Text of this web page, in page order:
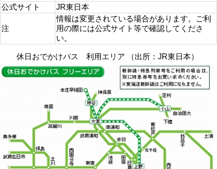
公式サイト
JR東日本
注
情報は変更されている場合があります。ご利
用の際には公式サイト等で確認してくださ
い。
休日おでかけパス 利用エリア （出所：JR東日本）